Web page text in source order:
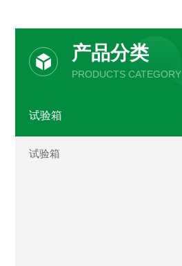
产品分类
PRODUCTS CATEGORY
试验箱
试验箱